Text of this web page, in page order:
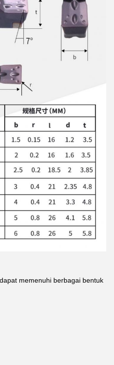
memenuhi berbagai bentuk